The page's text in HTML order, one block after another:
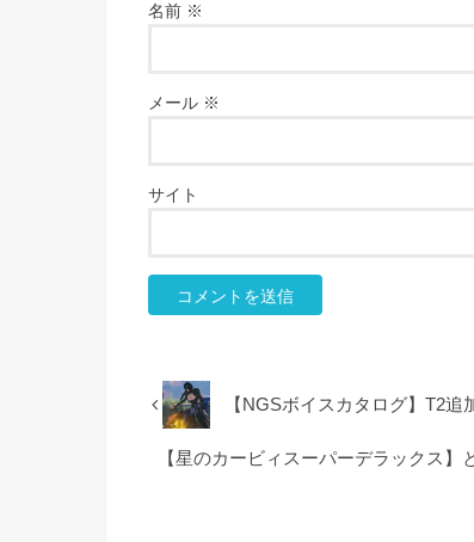
名前 ※
メール ※
サイト
【NGSボイスカタログ】T2
【星のカービィスーパーデラックス